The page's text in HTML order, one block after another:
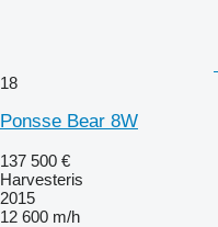
18
Ponsse Bear 8W
137 500 €
Harvesteris
2015
12 600 m/h